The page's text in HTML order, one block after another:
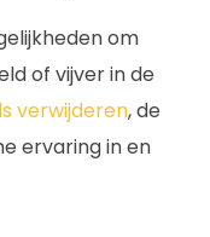
om
of vijver in de
verwijderen, de
ervaring in en